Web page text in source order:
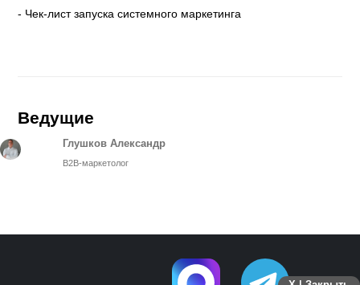
- Чек-лист запуска системного маркетинга
Ведущие
Глушков Александр
B2B-маркетолог